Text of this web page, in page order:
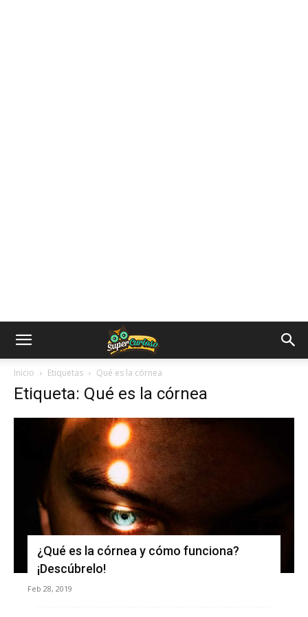
Inicio Etiquetas Qué es la córnea
Etiqueta: Qué es la córnea
¿Qué es la córnea y cómo funciona?
¡Descúbrelo!
Feb 28, 2019